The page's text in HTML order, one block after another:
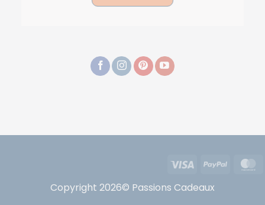
Copyright 2026© Passions Cadeaux
Visa PayPal